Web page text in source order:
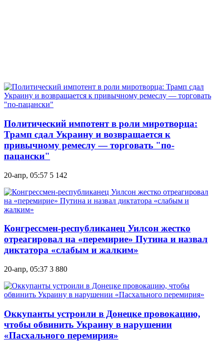
Политический импотент в роли миротворца:
Трамп сдал Украину и возвращается к
привычному ремеслу — торговать "по-
пацански"
20-апр, 05:57 5 142
Конгрессмен-республиканец Уилсон жестко
отреагировал на «перемирие» Путина и назвал
диктатора «слабым и жалким»
20-апр, 05:37 3 880
Оккупанты устроили в Донецке провокацию,
чтобы обвинить Украину в нарушении
«Пасхального перемирия»